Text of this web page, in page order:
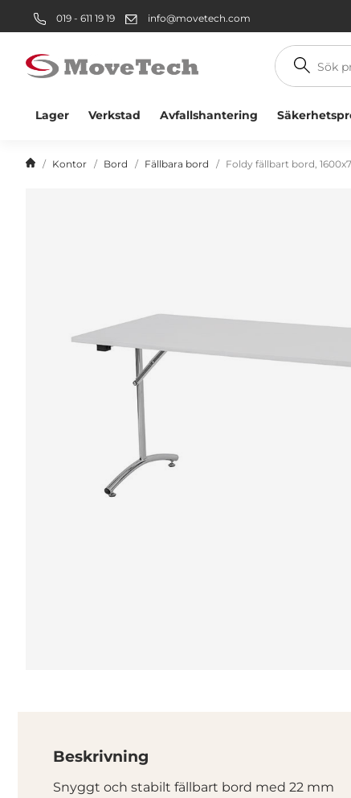
019 - 611 19 19 info@movetech.com
Sök
produkt
Lager Verkstad Avfallshantering
Kontor Bord Fällbara bord Foldy fällbart bord,
Beskrivning
Snyggt och stabilt fällbart bord med 22 mm